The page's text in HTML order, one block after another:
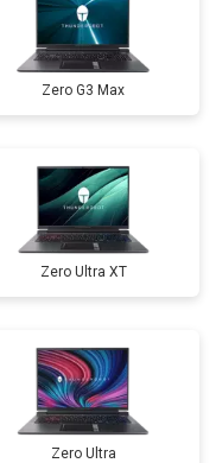
от 1100 ₽ Заказать
от 1500 ₽ Заказать
от 3500 ₽
Zero G3 Max
Zero Ultra XT
Zero Ultra